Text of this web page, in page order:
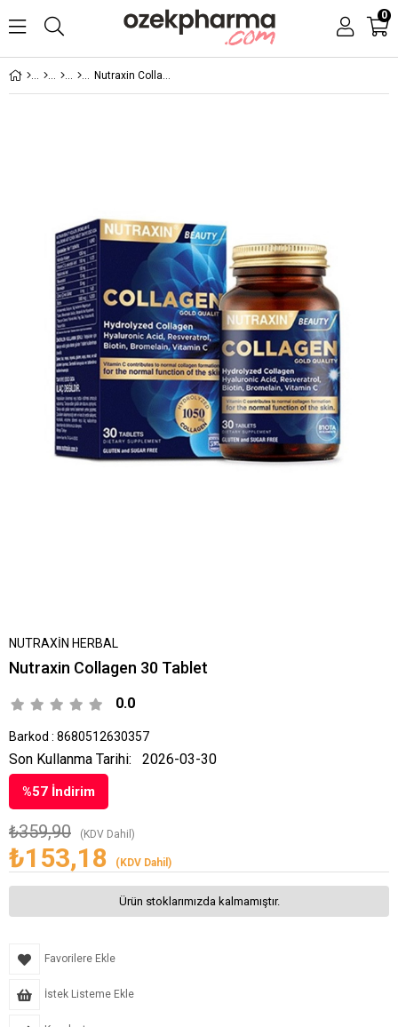
0
Nutraxin Collagen 30 Tablet
NUTRAXİN HERBAL
Nutraxin Collagen 30 Tablet
0.0
Barkod : 8680512630357
%57 İndirim
₺359,90 (KDV Dahil)
₺153,18 (KDV Dahil)
Son Kullanma Tarihi: 2026-03-30
Ürün stoklarımızda kalmamıştır.
Favorilere Ekle
İstek Listeme Ekle